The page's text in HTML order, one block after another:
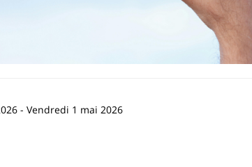
- Vendredi 1 mai 2026